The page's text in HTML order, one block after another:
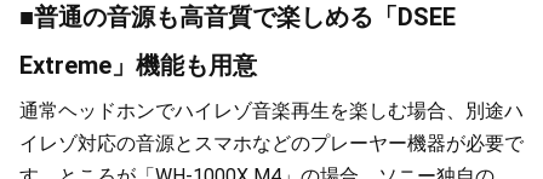
■普通の音源も高音質で楽しめる「DSEE
Extreme」機能も用意
通常ヘッドホンでハイレゾ音楽再生を楽しむ場合、別途ハ
イレゾ対応の音源とスマホなどのプレーヤー機器が必要で